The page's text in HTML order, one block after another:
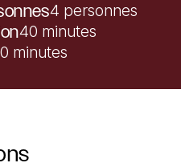
4 personnes
40 minutes
minutes